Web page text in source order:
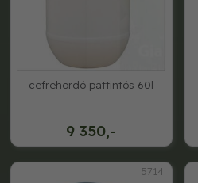
9 350,-
cefrehordó pattintós 60l
5714